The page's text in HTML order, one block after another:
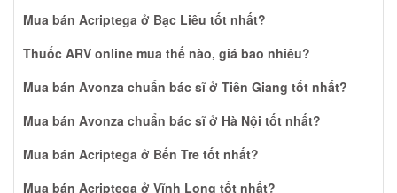
Mua bán Acriptega ở Bạc Liêu tốt nhất?
Thuốc ARV online mua thế nào, giá bao nhiêu?
Mua bán Avonza chuẩn bác sĩ ở Tiền Giang tốt nhất?
Mua bán Avonza chuẩn bác sĩ ở Hà Nội tốt nhất?
Mua bán Acriptega ở Bến Tre tốt nhất?
Mua bán Acriptega ở Vĩnh Long tốt nhất?